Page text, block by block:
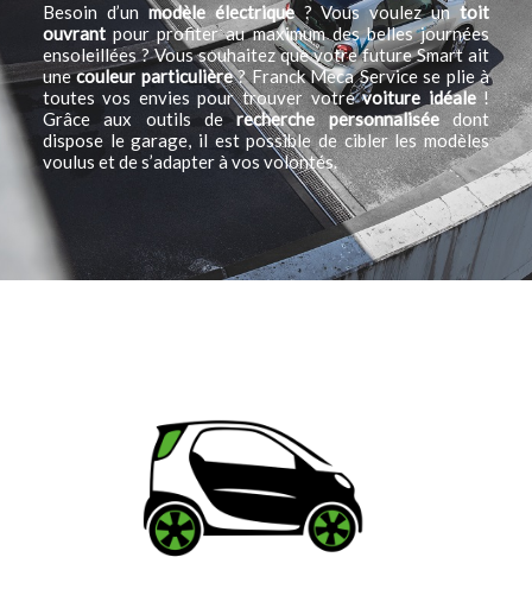
Besoin d’un modèle électrique? Vous voulez untoit
ouvrantpour profiter au maximum des belles journées
ensoleillées ? Vous souhaitez que votre future Smart ait
unecouleur particulière? Franck Meca Service se plie à
toutes vos envies pour trouver votrevoiture idéale!
Grâce aux outils derecherche personnaliséedont
dispose le garage, il est possible de cibler les modèles
voulus et de s’adapter à vos volontés.